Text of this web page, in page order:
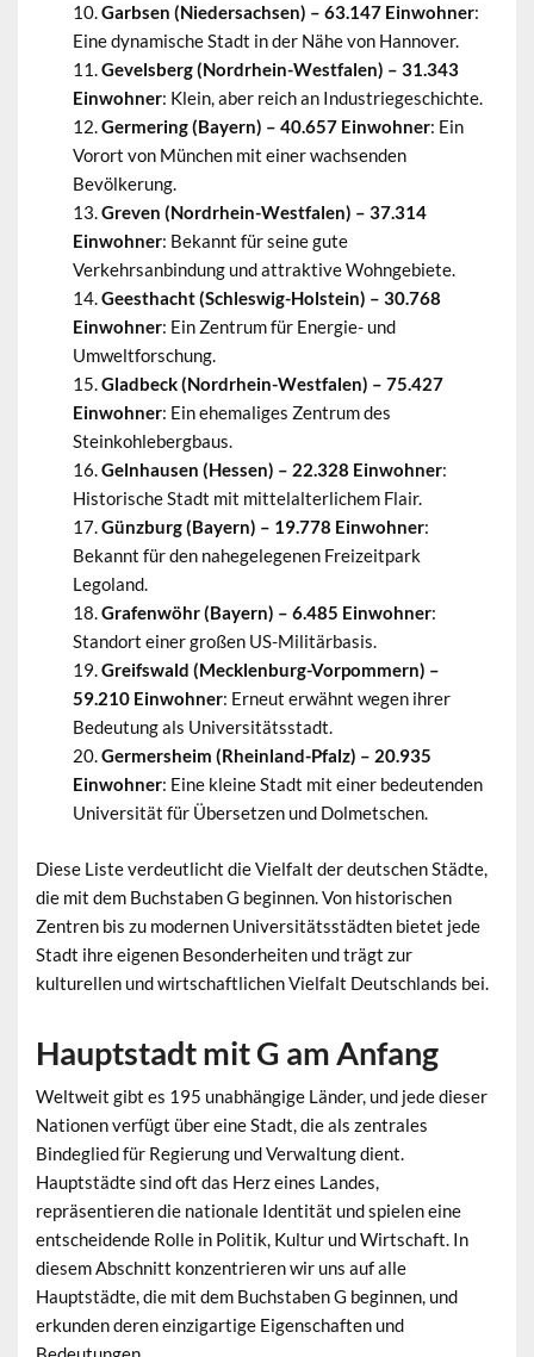
Garbsen (Niedersachsen) – 63.147 Einwohner:
Eine dynamische Stadt in der Nähe von Hannover.
Gevelsberg (Nordrhein-Westfalen) – 31.343
Einwohner: Klein, aber reich an Industriegeschichte.
Germering (Bayern) – 40.657 Einwohner: Ein
Vorort von München mit einer wachsenden
Bevölkerung.
Greven (Nordrhein-Westfalen) – 37.314
Einwohner: Bekannt für seine gute
Verkehrsanbindung und attraktive Wohngebiete.
Geesthacht (Schleswig-Holstein) – 30.768
Einwohner: Ein Zentrum für Energie- und
Umweltforschung.
Gladbeck (Nordrhein-Westfalen) – 75.427
Einwohner: Ein ehemaliges Zentrum des
Steinkohlebergbaus.
Gelnhausen (Hessen) – 22.328 Einwohner:
Historische Stadt mit mittelalterlichem Flair.
Günzburg (Bayern) – 19.778 Einwohner:
Bekannt für den nahegelegenen Freizeitpark
Legoland.
Grafenwöhr (Bayern) – 6.485 Einwohner:
Standort einer großen US-Militärbasis.
Greifswald (Mecklenburg-Vorpommern) –
59.210 Einwohner: Erneut erwähnt wegen ihrer
Bedeutung als Universitätsstadt.
Germersheim (Rheinland-Pfalz) – 20.935
Einwohner: Eine kleine Stadt mit einer bedeutenden
Universität für Übersetzen und Dolmetschen.
Diese Liste verdeutlicht die Vielfalt der deutschen Städte,
die mit dem Buchstaben G beginnen. Von historischen
Zentren bis zu modernen Universitätsstädten bietet jede
Stadt ihre eigenen Besonderheiten und trägt zur
kulturellen und wirtschaftlichen Vielfalt Deutschlands bei.
Hauptstadt mit G am Anfang
Weltweit gibt es 195 unabhängige Länder, und jede dieser
Nationen verfügt über eine Stadt, die als zentrales
Bindeglied für Regierung und Verwaltung dient.
Hauptstädte sind oft das Herz eines Landes,
repräsentieren die nationale Identität und spielen eine
entscheidende Rolle in Politik, Kultur und Wirtschaft. In
diesem Abschnitt konzentrieren wir uns auf alle
Hauptstädte, die mit dem Buchstaben G beginnen, und
erkunden deren einzigartige Eigenschaften und